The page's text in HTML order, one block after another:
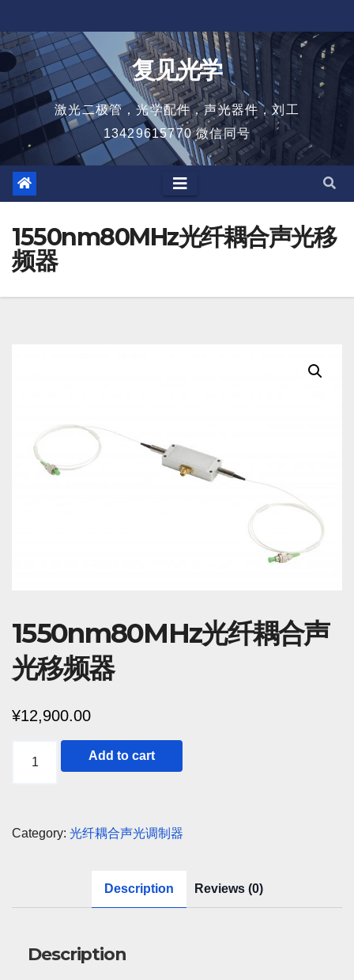
至
内
容
复见光学
激光二极管，光学配件，声光器件，刘工
13429615770 微信同号
1550nm80MHz光纤耦合声光移
频器
1550nm80MHz光纤耦合声
光移频器
¥12,900.00
1550nm80MHzAdd to cart
Category: 光纤耦合声光调制器
Description Reviews (0)
Description